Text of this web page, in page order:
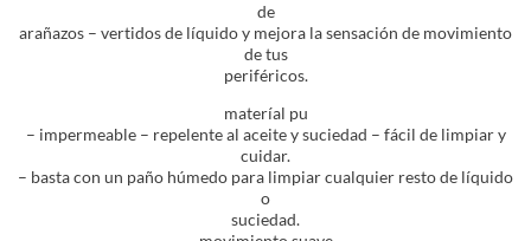
de
arañazos – vertidos de líquido y mejora la sensación de movimiento
de tus
periféricos.
materíal pu
– impermeable – repelente al aceite y suciedad – fácil de limpiar y
cuidar.
– basta con un paño húmedo para limpiar cualquier resto de líquido
o
suciedad.